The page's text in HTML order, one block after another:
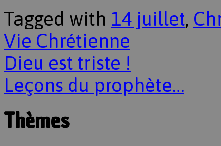
Tagged with 14 juillet,
Vie Chrétienne
Dieu est triste !
Leçons du prophète…
Thèmes